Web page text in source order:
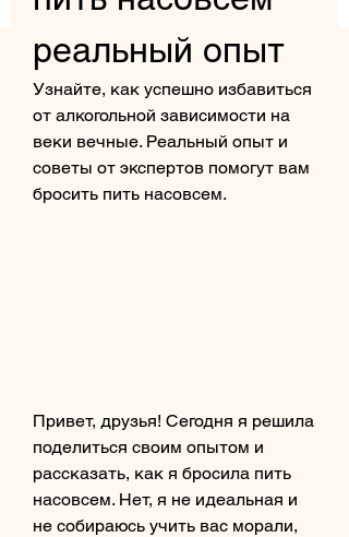
реальный опыт
Узнайте, как успешно избавиться
от алкогольной зависимости на
веки вечные. Реальный опыт и
советы от экспертов помогут вам
бросить пить насовсем.
Привет, друзья! Сегодня я решила
поделиться своим опытом и
рассказать, как я бросила пить
насовсем. Нет, я не идеальная и
не собираюсь учить вас морали,